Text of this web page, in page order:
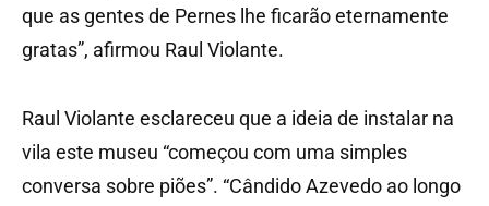
que as gentes de Pernes lhe ficarão eternamente
gratas”, afirmou Raul Violante.
Raul Violante esclareceu que a ideia de instalar na
vila este museu “começou com uma simples
conversa sobre piões”. “Cândido Azevedo ao longo